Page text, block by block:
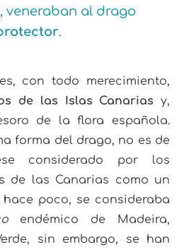
veneraban al drago
.
con todo merecimiento,
de las Islas Canarias y,
de la flora española.
forma del drago, no es de
considerado por los
de las Canarias como un
hace poco, se consideraba
endémico de Madeira,
sin embargo, se han